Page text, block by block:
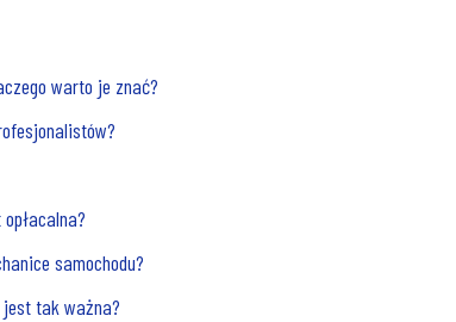
warto je znać?
samochodu?
tak ważna?